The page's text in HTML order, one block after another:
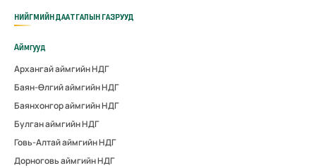
НИЙГМИЙН ДААТГАЛЫН ГАЗРУУД
Аймгууд
Архангай аймгийн НДГ
Баян-Өлгий аймгийн НДГ
Баянхонгор аймгийн НДГ
Булган аймгийн НДГ
Говь-Алтай аймгийн НДГ
Дорноговь аймгийн НДГ